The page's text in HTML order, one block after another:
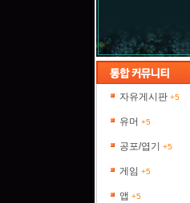
자유게시판 +5
유머 +5
공포/엽기 +5
게임 +5
앱 +5